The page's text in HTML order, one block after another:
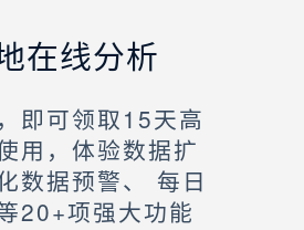
在线分析
即可领取15天高
用，体验数据扩
数据预警、 每日
20+项强大功能